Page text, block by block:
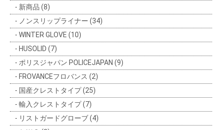
新商品 (8)
ノンスリップライナー (34)
WINTER GLOVE (10)
HUSOLID (7)
ポリスジャパン POLICEJAPAN (9)
FROVANCEフロバンス (2)
国産クレストタイプ (25)
輸入クレストタイプ (7)
リストガードグローブ (4)